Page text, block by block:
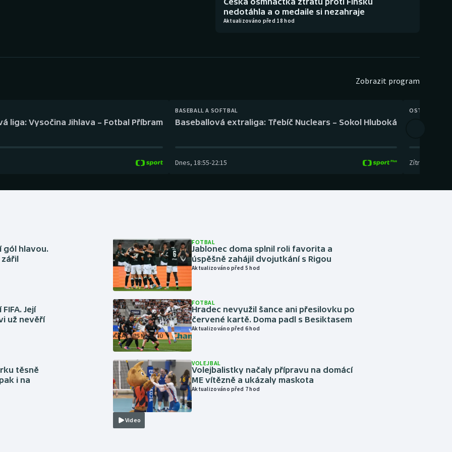
Plážový volejbal
nedotáhla a o medaile si nezahraje
Aktualizováno před 18 hod
Zobrazit program
liga: Vysočina Jihlava – Fotbal Příbram
BASEBALL A SOFTBAL
Baseballová extraliga: Třebíč Nuclears – Sokol Hluboká
Dnes, 18:55-22:15
OSTATNÍ
Zítra
gól hlavou.
zářil
Její
už nevěří
těsně
i na
FOTBAL
Jablonec doma splnil roli favorita a
úspěšně zahájil dvojutkání s Rigou
Aktualizováno před 5 hod
FOTBAL
Hradec nevyužil šance ani přesilovku po
červené kartě. Doma padl s Besiktasem
Aktualizováno před 6 hod
Video
VOLEJBAL
Volejbalistky načaly přípravu na domácí
ME vítězně a ukázaly maskota
Aktualizováno před 7 hod